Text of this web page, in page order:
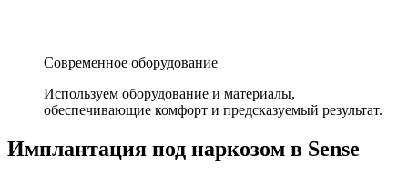
Современное оборудование
Используем оборудование и материалы,
обеспечивающие комфорт и предсказуемый результат.
Имплантация под наркозом в Sense